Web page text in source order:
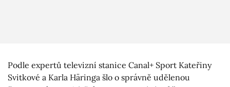
Podle expertů televizní stanice Canal+ Sport Kateřiny
Svitkové a Karla Häringa šlo o správně udělenou